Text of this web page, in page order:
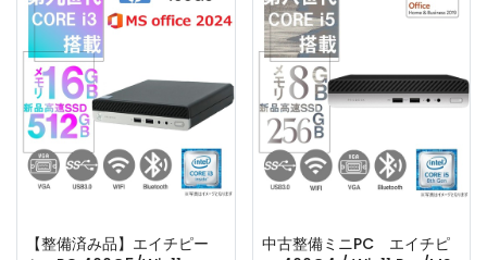
【整備済み品】エイチピー
中古整備ミニPC エイチピ